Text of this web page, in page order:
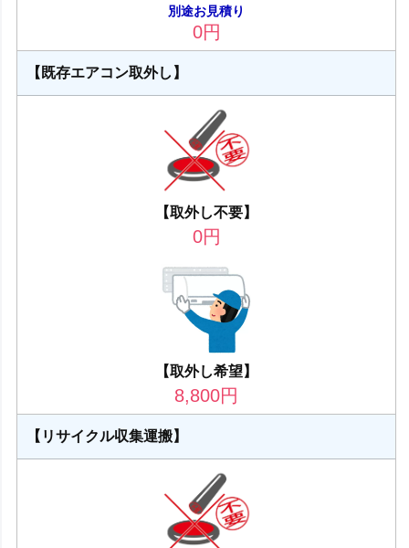
別途お見積り
0円
【既存エアコン取外し】
【取外し不要】
0円
【取外し希望】
8,800円
【リサイクル収集運搬】